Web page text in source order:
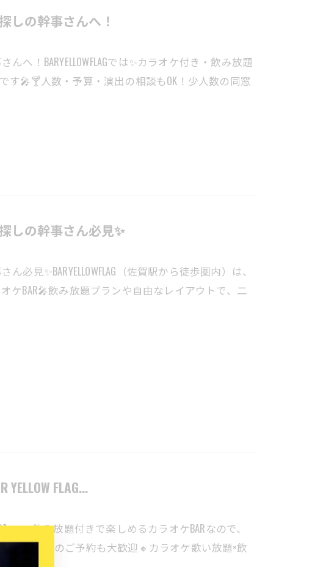
しの幹事さんへ！
へ！BARYELLOWFLAGでは✨カラオケ付き・飲み放題
す🎤🍸人数・予算・演出の相談もOK！少人数の同窓
しの幹事さん必見✨
見✨BARYELLOWFLAG（佐賀駅から徒歩圏内）は、
ケBAR🎤飲み放題プランや自由なレイアウトで、二
FLAG...
】へ✨飲み放題付きで楽しめるカラオケBARなので、
や団体でのご予約も大歓迎🔸カラオケ歌い放題×飲